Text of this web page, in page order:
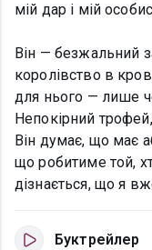
мій дар і мій
Він — безжальний
королівство в
для нього — лише
Непокірний
Він думає, що має
що робитиме той,
дізнається, що я
Буктрейлер